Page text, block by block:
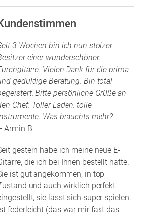
3 Wochen bin ich nun stolzer
einer wunderschönen
Vielen Dank für die prima
geduldige Beratung. Bin total
Bitte persönliche Grüße an
Chef. Toller Laden, tolle
Was brauchts mehr?
Armin B.
gestern habe ich meine neue E-
die ich bei Ihnen bestellt hatte.
ist gut angekommen, in top
und auch wirklich perfekt
sie lässt sich super spielen,
federleicht (das war mir fast das